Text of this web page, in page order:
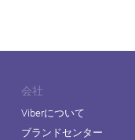
会社
Viberについて
ブランドセンター